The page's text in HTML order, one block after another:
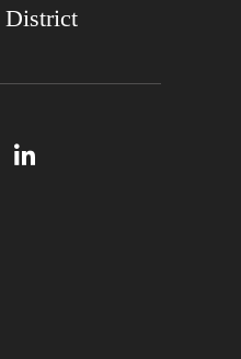
District